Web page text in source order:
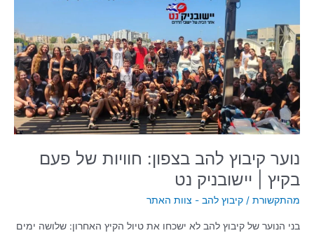
נוער קיבוץ להב בצפון: חוויות של פעם
בקיץ | יישובניק נט
מהתקשורת / קיבוץ להב - צוות האתר
בני הנוער של קיבוץ להב לא ישכחו את טיול הקיץ האחרון: שלושה ימים
בצפון:
חוויות
של
פעם
בקיץ
|
יישובניק
נט